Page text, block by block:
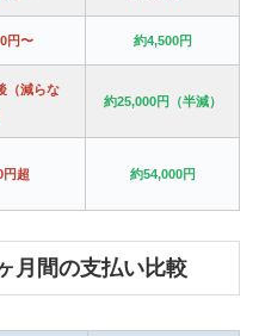
円〜 約4,500円
（減らな
約25,000円（半減）
円超 約54,000円
月間の支払い比較